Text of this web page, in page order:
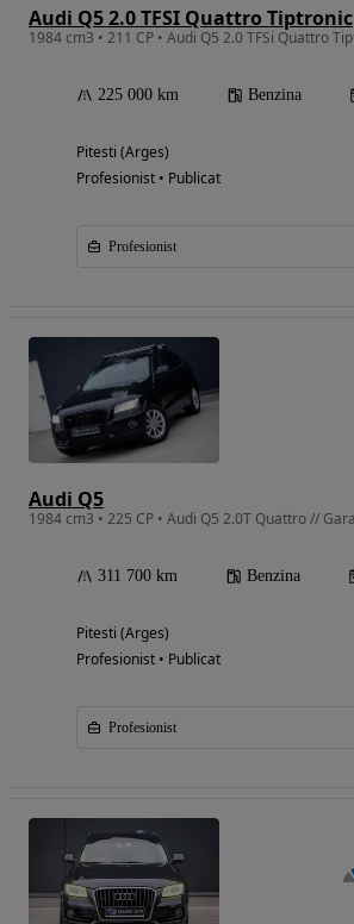
Audi Q5 2.0 TFSI Quattro Tiptronic
225 000 km Benzina
Pitesti (Arges)
Profesionist • Publicat
Profesionist
Audi Q5
311 700 km Benzina
Pitesti (Arges)
Profesionist • Publicat
Profesionist